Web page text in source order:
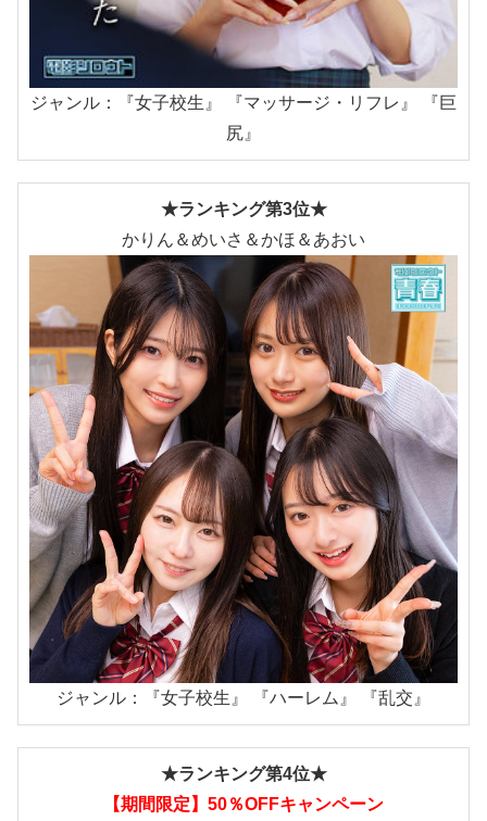
ジャンル：『女子校生』 『マッサージ・リフレ』 『巨
尻』
★ランキング第3位★
かりん＆めいさ＆かほ＆あおい
ジャンル：『女子校生』 『ハーレム』 『乱交』
★ランキング第4位★
【期間限定】50％OFFキャンペーン